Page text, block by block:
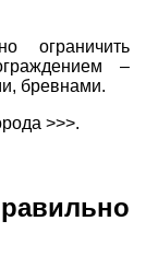
ограничить
–
бревнами.
>>>.